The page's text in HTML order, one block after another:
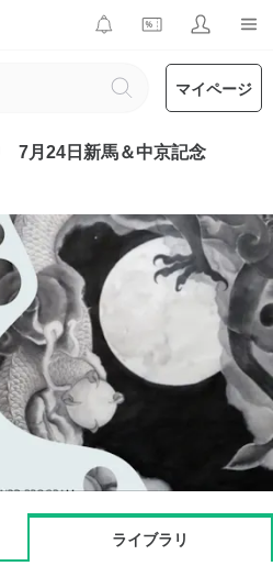
マイページ
7月24日新馬＆中京記念
ライブラリ